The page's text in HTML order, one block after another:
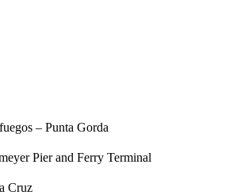
– Punta Gorda
Pier and Ferry Terminal
Cruz